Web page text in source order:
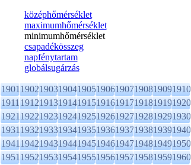
középhőmérséklet
maximumhőmérséklet
minimumhőmérséklet
csapadékösszeg
napfénytartam
globálsugárzás
1901190219031904190519061907190819091910
1911191219131914191519161917191819191920
1921192219231924192519261927192819291930
1931193219331934193519361937193819391940
1941194219431944194519461947194819491950
1951195219531954195519561957195819591960